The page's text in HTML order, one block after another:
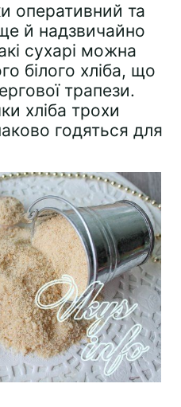
оперативний та
й надзвичайно
сухарі можна
білого хліба, що
трапези.
хліба трохи
годяться для